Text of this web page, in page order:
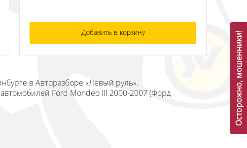
Добавить в корзину
в Авторазборе «Левый руль».
Ford Mondeo III 2000-2007 (Форд
Осторожно, мошенники!